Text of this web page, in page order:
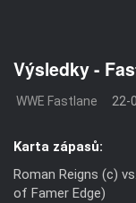
Výsledky -
WWE Fastlane 22-
Karta zápasů:
Roman Reigns (c)
of Famer Edge)